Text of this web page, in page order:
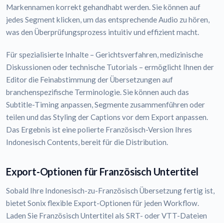
Markennamen korrekt gehandhabt werden. Sie können auf
jedes Segment klicken, um das entsprechende Audio zu hören,
was den Überprüfungsprozess intuitiv und effizient macht.
Für spezialisierte Inhalte – Gerichtsverfahren, medizinische
Diskussionen oder technische Tutorials – ermöglicht Ihnen der
Editor die Feinabstimmung der Übersetzungen auf
branchenspezifische Terminologie. Sie können auch das
Subtitle-Timing anpassen, Segmente zusammenführen oder
teilen und das Styling der Captions vor dem Export anpassen.
Das Ergebnis ist eine polierte Französisch-Version Ihres
Indonesisch Contents, bereit für die Distribution.
Export-Optionen für Französisch Untertitel
Sobald Ihre Indonesisch-zu-Französisch Übersetzung fertig ist,
bietet Sonix flexible Export-Optionen für jeden Workflow.
Laden Sie Französisch Untertitel als SRT- oder VTT-Dateien